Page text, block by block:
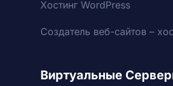
Хостинг WordPress
Создатель веб-сайтов –
Виртуальные